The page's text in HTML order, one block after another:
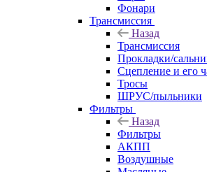
Фонари
Трансмиссия
Назад
Трансмиссия
Прокладки/
Сцепление и его
Тросы
ШРУС/пыльники
Фильтры
Назад
Фильтры
АКПП
Воздушные